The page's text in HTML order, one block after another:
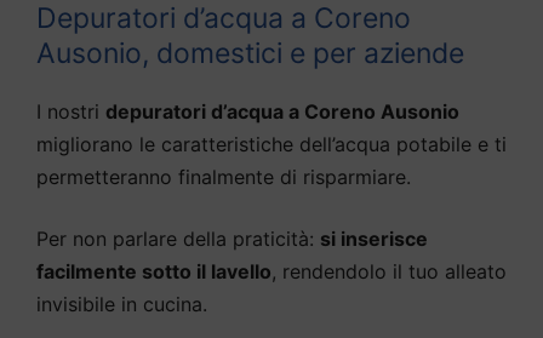
Depuratori d’acqua a Coreno
Ausonio, domestici e per aziende
I nostri depuratori d’acqua a Coreno Ausonio
migliorano le caratteristiche dell’acqua potabile e ti
permetteranno finalmente di risparmiare.
Per non parlare della praticità: si inserisce
facilmente sotto il lavello, rendendolo il tuo alleato
invisibile in cucina.